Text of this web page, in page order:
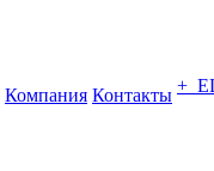
Компания Контакты +